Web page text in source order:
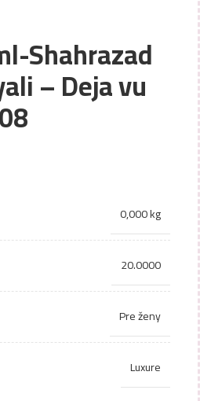
Shahrazad
– Deja vu
0,000 kg
20.0000
Pre ženy
Luxure